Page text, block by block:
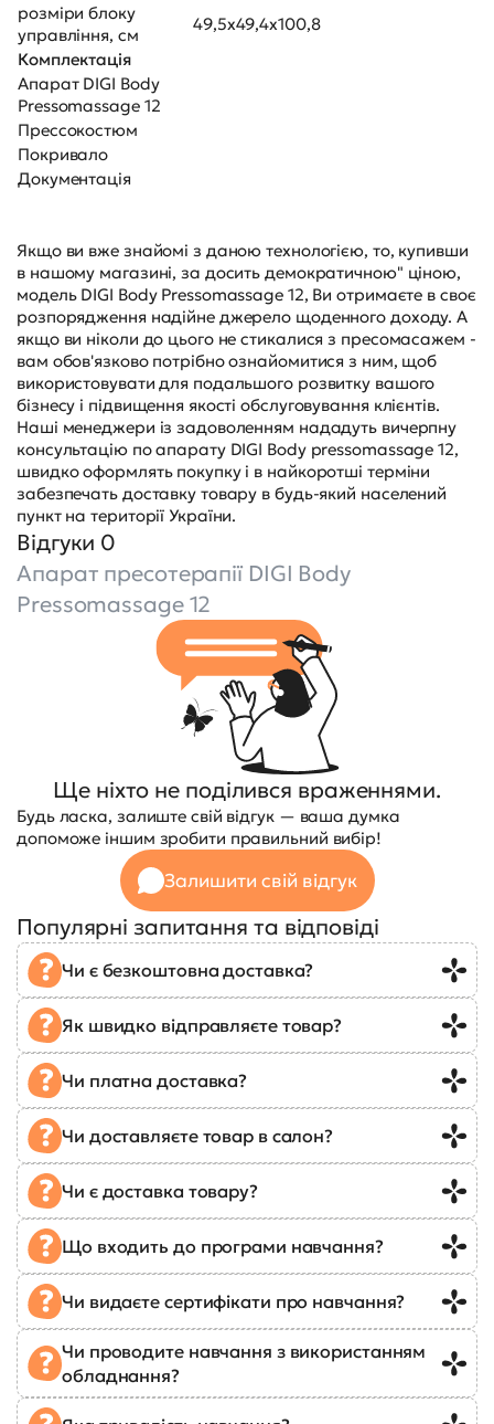
розміри блоку
управління, см
49,5х49,4х100,8
Комплектація
Апарат DIGI Body
Pressomassage 12
Прессокостюм
Покривало
Документація
Якщо ви вже знайомі з даною технологією, то, купивши
в нашому магазині, за досить демократичною" ціною,
модель DIGI Body Pressomassage 12, Ви отримаєте в своє
розпорядження надійне джерело щоденного доходу. А
якщо ви ніколи до цього не стикалися з пресомасажем -
вам обов'язково потрібно ознайомитися з ним, щоб
використовувати для подальшого розвитку вашого
бізнесу і підвищення якості обслуговування клієнтів.
Наші менеджери із задоволенням нададуть вичерпну
консультацію по апарату DIGI Body pressomassage 12,
швидко оформлять покупку і в найкоротші терміни
забезпечать доставку товару в будь-який населений
пункт на території України.
Відгуки 0
Апарат пресотерапії DIGI Body
Pressomassage 12
Ще ніхто не поділився враженнями.
Будь ласка, залиште свій відгук — ваша думка
допоможе іншим зробити правильний вибір!
Залишити свій відгук
Популярні запитання та відповіді
Чи є безкоштовна доставка?
Як швидко відправляєте товар?
Чи платна доставка?
Чи доставляєте товар в салон?
Чи є доставка товару?
Що входить до програми навчання?
Чи видаєте сертифікати про навчання?
Чи проводите навчання з використанням
обладнання?